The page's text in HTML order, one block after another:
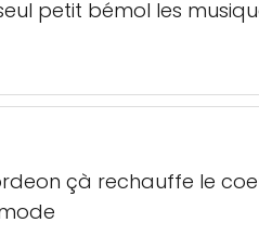
petit bémol les
çà rechauffe le